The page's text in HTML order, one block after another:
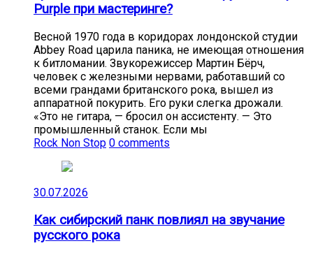
Purple при мастеринге?
Весной 1970 года в коридорах лондонской студии
Abbey Road царила паника, не имеющая отношения
к битломании. Звукорежиссер Мартин Бёрч,
человек с железными нервами, работавший со
всеми грандами британского рока, вышел из
аппаратной покурить. Его руки слегка дрожали.
«Это не гитара, — бросил он ассистенту. — Это
промышленный станок. Если мы
Rock Non Stop 0 comments
30.07.2026
Как сибирский панк повлиял на звучание
русского рока